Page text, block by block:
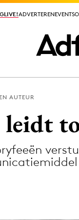
ADVERTERENEVENTS
ADVERTERENEVENTS
AUTEUR